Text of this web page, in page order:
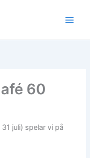
60
juli) spelar vi på